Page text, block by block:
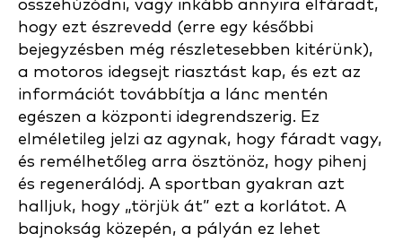
összehúzódni, vagy inkább annyira elfáradt,
hogy ezt észrevedd (erre egy későbbi
bejegyzésben még részletesebben kitérünk),
a motoros idegsejt riasztást kap, és ezt az
információt továbbítja a lánc mentén
egészen a központi idegrendszerig. Ez
elméletileg jelzi az agynak, hogy fáradt vagy,
és remélhetőleg arra ösztönöz, hogy pihenj
és regenerálódj. A sportban gyakran azt
halljuk, hogy „törjük át” ezt a korlátot. A
bajnokság közepén, a pályán ez lehet